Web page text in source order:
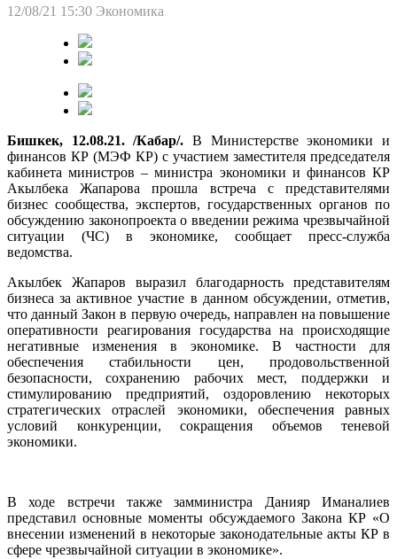
12/08/21 15:30 Экономика
Бишкек, 12.08.21. /Кабар/. В Министерстве экономики и
финансов КР (МЭФ КР) с участием заместителя председателя
кабинета министров – министра экономики и финансов КР
Акылбека Жапарова прошла встреча с представителями
бизнес сообщества, экспертов, государственных органов по
обсуждению законопроекта о введении режима чрезвычайной
ситуации (ЧС) в экономике, сообщает пресс-служба
ведомства.
Акылбек Жапаров выразил благодарность представителям
бизнеса за активное участие в данном обсуждении, отметив,
что данный Закон в первую очередь, направлен на повышение
оперативности реагирования государства на происходящие
негативные изменения в экономике. В частности для
обеспечения стабильности цен, продовольственной
безопасности, сохранению рабочих мест, поддержки и
стимулированию предприятий, оздоровлению некоторых
стратегических отраслей экономики, обеспечения равных
условий конкуренции, сокращения объемов теневой
экономики.
В ходе встречи также замминистра Данияр Иманалиев
представил основные моменты обсуждаемого Закона КР «О
внесении изменений в некоторые законодательные акты КР в
сфере чрезвычайной ситуации в экономике».